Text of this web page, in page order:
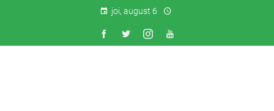
joi, august 6